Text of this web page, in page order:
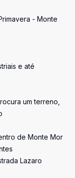
- Monte
e até
um terreno,
de Monte Mor
Lazaro